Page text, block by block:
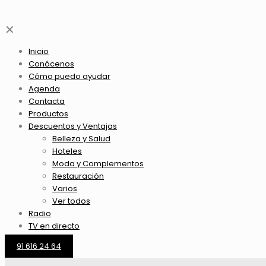
✕
Inicio
Conócenos
Cómo puedo ayudar
Agenda
Contacta
Productos
Descuentos y Ventajas
Belleza y Salud
Hoteles
Moda y Complementos
Restauración
Varios
Ver todos
Radio
TV en directo
91 616 24 64